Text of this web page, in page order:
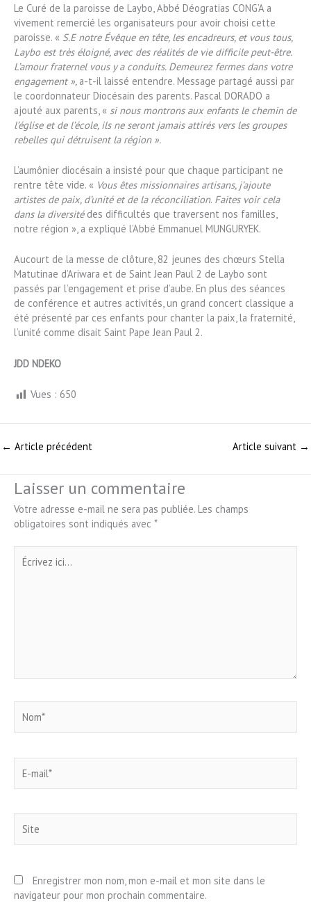
Le Curé de la paroisse de Laybo, Abbé Déogratias CONG’A a
vivement remercié les organisateurs pour avoir choisi cette
paroisse. « S.E notre Évêque en tête, les encadreurs, et vous tous,
Laybo est très éloigné, avec des réalités de vie difficile peut-être.
L’amour fraternel vous y a conduits. Demeurez fermes dans votre
engagement », a-t-il laissé entendre. Message partagé aussi par
le coordonnateur Diocésain des parents. Pascal DORADO a
ajouté aux parents, « si nous montrons aux enfants le chemin de
l’église et de l’école, ils ne seront jamais attirés vers les groupes
rebelles qui détruisent la région ».
L’aumônier diocésain a insisté pour que chaque participant ne
rentre tête vide. « Vous êtes missionnaires artisans, j’ajoute
artistes de paix, d’unité et de la réconciliation. Faites voir cela
dans la diversitédes difficultés que traversent nos familles,
notre région », a expliqué l’Abbé Emmanuel MUNGURYEK.
Aucourt de la messe de clôture, 82 jeunes des chœurs Stella
Matutinae d’Ariwara et de Saint Jean Paul 2 de Laybo sont
passés par l’engagement et prise d’aube. En plus des séances
de conférence et autres activités, un grand concert classique a
été présenté par ces enfants pour chanter la paix, la fraternité,
l’unité comme disait Saint Pape Jean Paul 2.
JDD NDEKO
Vues : 650
← Article précédent Article suivant →
Laisser un commentaire
Votre adresse e-mail ne sera pas publiée. Les champs
obligatoires sont indiqués avec *
ici…
mail*
Enregistrer mon nom, mon e-mail et mon site dans le
navigateur pour mon prochain commentaire.